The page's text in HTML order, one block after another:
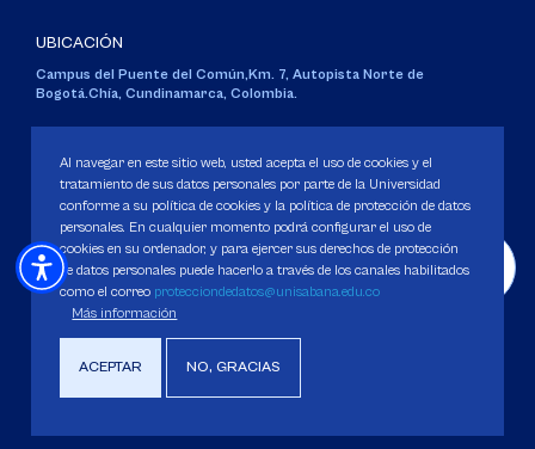
UBICACIÓN
Campus del Puente del Común,Km. 7, Autopista Norte de
Bogotá.Chía, Cundinamarca, Colombia.
Personería Jurídica:Resolución 130 del 14 de enero de 1980.
Ministerio de Educación Nacional.
Política de Protección de datos
Derechos Pecuniarios
Al navegar en este sitio web, usted acepta el uso de cookies y el
tratamiento de sus datos personales por parte de la Universidad
conforme a su política de cookies y la política de protección de datos
personales. En cualquier momento podrá configurar el uso de
cookies en su ordenador, y para ejercer sus derechos de protección
de datos personales puede hacerlo a través de los canales habilitados
como el correo protecciondedatos@unisabana.edu.co
Más información
ACEPTAR NO, GRACIAS